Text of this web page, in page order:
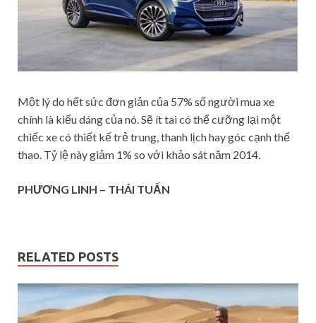
Một lý do hết sức đơn giản của 57% số người mua xe
chính là kiểu dáng của nó. Sẽ ít tai có thể cưỡng lại một
chiếc xe có thiết kế trẻ trung, thanh lịch hay góc cạnh thể
thao. Tỷ lệ này giảm 1% so với khảo sát năm 2014.
PHƯƠNG LINH – THÁI TUẤN
RELATED POSTS